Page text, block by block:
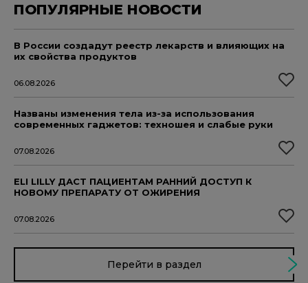
ПОПУЛЯРНЫЕ НОВОСТИ
В России создадут реестр лекарств и влияющих на
их свойства продуктов
06.08.2026
Названы изменения тела из-за использования
современных гаджетов: техношея и слабые руки
07.08.2026
ELI LILLY ДАСТ ПАЦИЕНТАМ РАННИЙ ДОСТУП К
НОВОМУ ПРЕПАРАТУ ОТ ОЖИРЕНИЯ
07.08.2026
Перейти в раздел